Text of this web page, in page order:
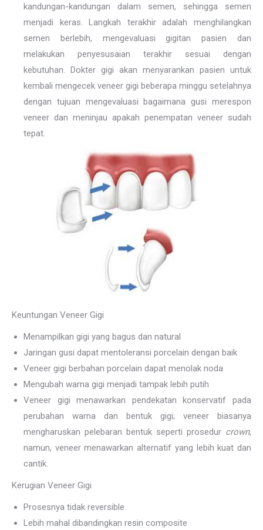
kandungan-kandungan dalam semen, sehingga semen
menjadi keras. Langkah terakhir adalah menghilangkan
semen berlebih, mengevaluasi gigitan pasien dan
melakukan penyesusaian terakhir sesuai dengan
kebutuhan. Dokter gigi akan menyarankan pasien untuk
kembali mengecek veneer gigi beberapa minggu setelahnya
dengan tujuan mengevaluasi bagaimana gusi merespon
veneer dan meninjau apakah penempatan veneer sudah
tepat.
Keuntungan Veneer Gigi
Menampilkan gigi yang bagus dan natural
Jaringan gusi dapat mentoleransi porcelain dengan baik
Veneer gigi berbahan porcelain dapat menolak noda
Mengubah warna gigi menjadi tampak lebih putih
Veneer gigi menawarkan pendekatan konservatif pada
perubahan warna dan bentuk gigi; veneer biasanya
mengharuskan pelebaran bentuk seperti prosedur crown,
namun, veneer menawarkan alternatif yang lebih kuat dan
cantik.
Kerugian Veneer Gigi
Prosesnya tidak reversible
Lebih mahal dibandingkan resin composite